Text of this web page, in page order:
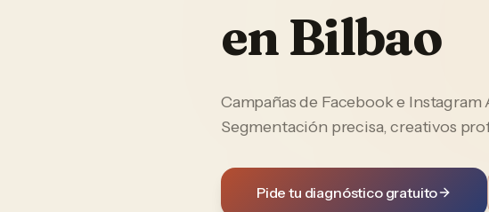
enBilbao
Campañas de Facebook e
Segmentación precisa, creativos
Pide tu diagnóstico gratuito